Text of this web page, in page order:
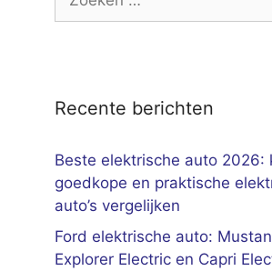
Recente berichten
Beste elektrische auto 2026:
goedkope en praktische
auto’s vergelijken
Ford elektrische auto:
Explorer Electric en Capri